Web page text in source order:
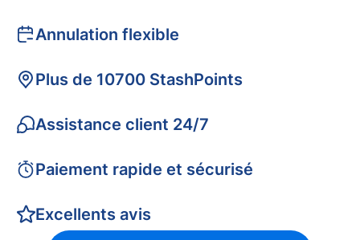
Annulation flexible
Plus de 10700 StashPoints
Assistance client 24/7
Paiement rapide et sécurisé
Excellents avis